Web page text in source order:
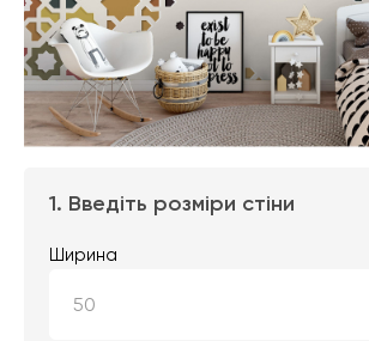
1. Введіть розміри стіни
Ширина